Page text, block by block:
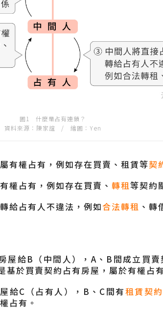
圖1 什麼是占有連鎖？
資料來源：陳家誼 / 繪圖：Yen
有權占有，例如存在買賣、租賃等契
權占有，例如存在買賣、轉租等契約
給占有人不違法，例如合法轉租 、轉
屋給B（中間人），A、B間成立買
基於買賣契約占有房屋，屬於有權占
給C（占有人），B、C間有租賃契約
占有。